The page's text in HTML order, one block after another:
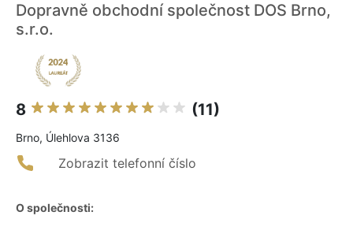
Dopravně obchodní společnost DOS Brno,
s.r.o.
8 (11)
Brno, Úlehlova 3136
Zobrazit telefonní číslo
O společnosti: